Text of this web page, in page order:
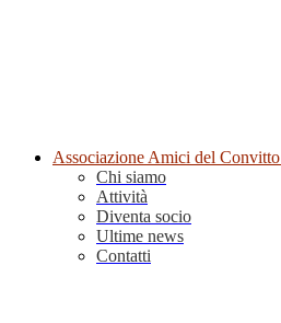
Associazione Amici del Convitto
Chi siamo
Attività
Diventa socio
Ultime news
Contatti